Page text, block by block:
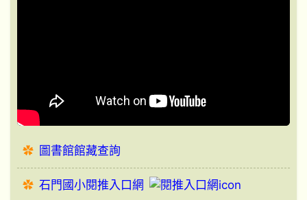
圖書館館藏查詢
石門國小閱推入口網